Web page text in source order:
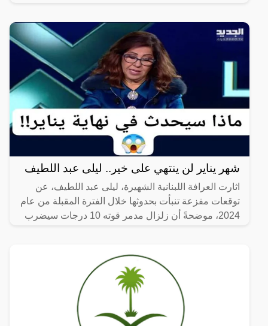
شهر يناير لن ينتهي على خير.. ليلى عبد اللطيف
اثارت العرافة اللبنانية الشهيرة، ليلى عبد اللطيف، عن
توقعات مفزعة تنبأت بحدوثها خلال الفترة المقبلة من عام
2024، موضحةً أن زلزال مدمر قوته 10 درجات سيضرب